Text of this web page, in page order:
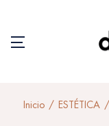
Inicio ESTÉTICA